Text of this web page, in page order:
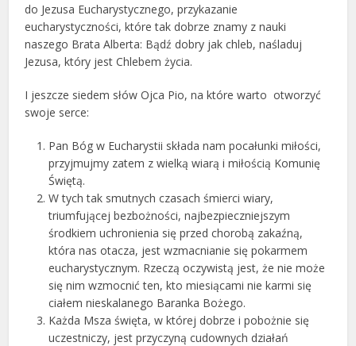
do Jezusa Eucharystycznego, przykazanie
eucharystyczności, które tak dobrze znamy z nauki
naszego Brata Alberta: Bądź dobry jak chleb, naśladuj
Jezusa, który jest Chlebem życia.
I jeszcze siedem słów Ojca Pio, na które warto otworzyć
swoje serce:
Pan Bóg w Eucharystii składa nam pocałunki miłości,
przyjmujmy zatem z wielką wiarą i miłością Komunię
Świętą.
W tych tak smutnych czasach śmierci wiary,
triumfującej bezbożności, najbezpieczniejszym
środkiem uchronienia się przed chorobą zakaźną,
która nas otacza, jest wzmacnianie się pokarmem
eucharystycznym. Rzeczą oczywistą jest, że nie może
się nim wzmocnić ten, kto miesiącami nie karmi się
ciałem nieskalanego Baranka Bożego.
Każda Msza święta, w której dobrze i pobożnie się
uczestniczy, jest przyczyną cudownych działań